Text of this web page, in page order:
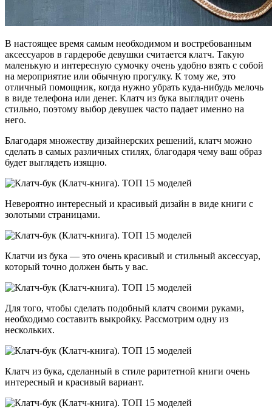
В настоящее время самым необходимом и востребованным
аксессуаров в гардеробе девушки считается клатч. Такую
маленькую и интересную сумочку очень удобно взять с собой
на мероприятие или обычную прогулку. К тому же, это
отличный помощник, когда нужно убрать куда-нибудь мелочь
в виде телефона или денег. Клатч из бука выглядит очень
стильно, поэтому выбор девушек часто падает именно на
него.
Благодаря множеству дизайнерских решений, клатч можно
сделать в самых различных стилях, благодаря чему ваш образ
будет выглядеть изящно.
Невероятно интересный и красивый дизайн в виде книги с
золотыми страницами.
Клатчи из бука — это очень красивый и стильный аксессуар,
который точно должен быть у вас.
Для того, чтобы сделать подобный клатч своими руками,
необходимо составить выкройку. Рассмотрим одну из
нескольких.
Клатч из бука, сделанный в стиле раритетной книги очень
интересный и красивый вариант.